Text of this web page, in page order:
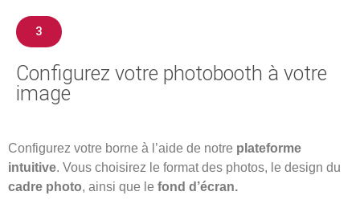
3
Configurez votre photobooth à votre
image
Configurez votre borne à l’aide de notre plateforme
intuitive. Vous choisirez le format des photos, le design du
cadre photo, ainsi que le fond d’écran.